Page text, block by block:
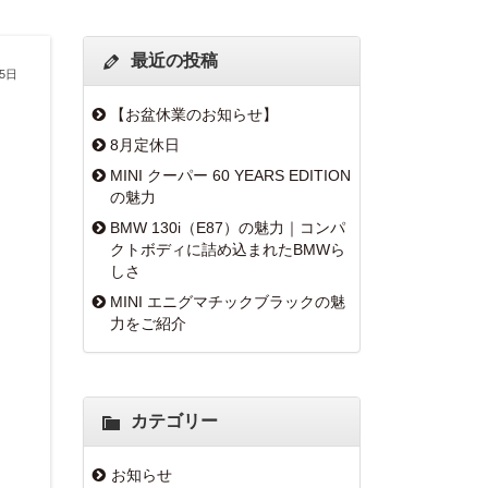
日
最近の投稿
【お盆休業のお知らせ】
8月定休日
MINI クーパー 60 YEARS EDITION
の魅力
BMW 130i（E87）の魅力｜コンパ
クトボディに詰め込まれたBMWら
しさ
MINI エニグマチックブラックの魅
力をご紹介
カテゴリー
お知らせ